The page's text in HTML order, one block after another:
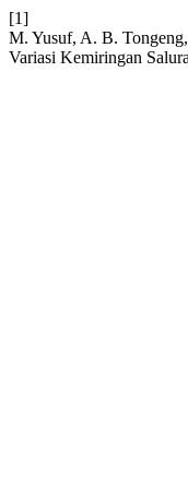
[1]
M. Yusuf, A. B.
Variasi Kemiringan